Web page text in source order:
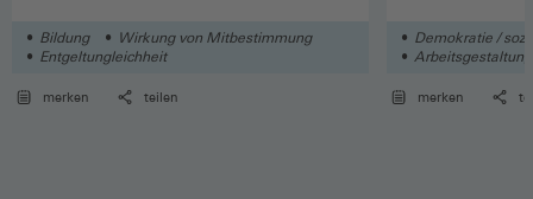
Bildung
Wirkung von Mitbestimmung
Entgeltungleichheit
merken teilen
Demokratie /
Arbeitsgestaltung
merken